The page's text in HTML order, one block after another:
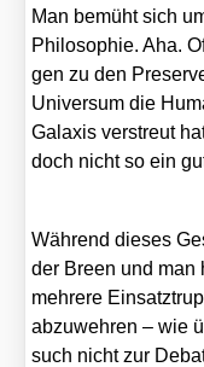
Man bemüht sich
Phi­lo­so­phie. Aha.
gen zu den
Uni­ver­sum die
Gala­xis ver­streut
doch nicht so ein
Wäh­rend die­ses
der Breen und man
meh­re­re
abzu­weh­ren – wie
such nicht zur